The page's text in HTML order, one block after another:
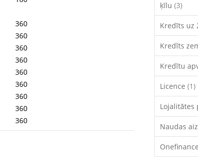
360
360
360
360
360
360
360
360
360
ķīlu (3)
Kredīts uz
Kredīts
Kredītu
Licence (1)
Lojalitātes
Naudas
Onefinance